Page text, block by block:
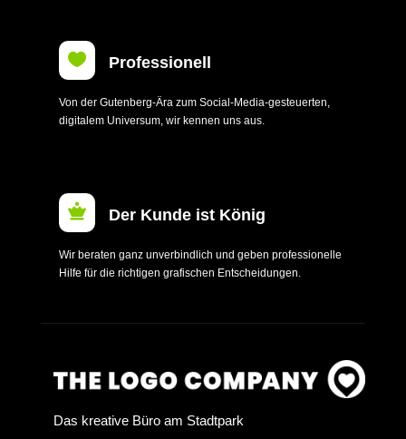
 Professionell
Von der Gutenberg-Ära zum Social-Media-gesteuerten,
digitalem Universum, wir kennen uns aus.
 Der Kunde ist König
Wir beraten ganz unverbindlich und geben professionelle
Hilfe für die richtigen grafischen Entscheidungen.
Das kreative Büro am Stadtpark